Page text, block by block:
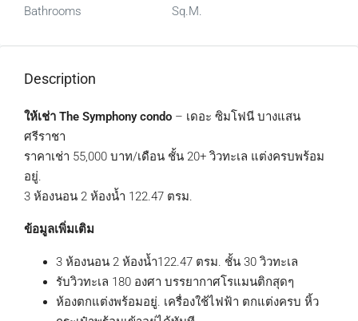
Bathrooms Sq.M.
Description
ให้เช่า The Symphony condo – เดอะ ซิมโฟนี บางแสน
ศรีราชา
ราคาเช่า 55,000 บาท/เดือน ชั้น 20+ วิวทะเล แต่งครบพร้อม
อยู่.
3 ห้องนอน 2 ห้องน้ำ 122.47 ตรม.
ข้อมูลเพิ่มเติม
3 ห้องนอน 2 ห้องน้ำ122.47 ตรม. ชั้น 30 วิวทะเล
รับวิวทะเล 180 องศา บรรยากาศโรแมนติกสุดๆ
ห้องตกแต่งพร้อมอยู่. เครื่องใช้ไฟฟ้า ตกแต่งครบ หิ้ว